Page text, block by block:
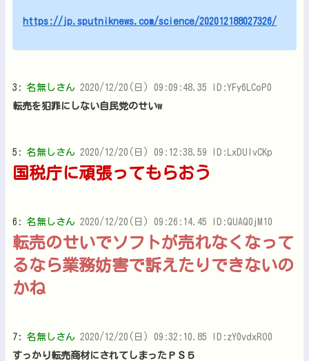
https://jp.sputniknews.com/science/202012188027326/
3: 名無しさん 2020/12/20(日) 09:09:48.35 ID:YFy6LCoP0
転売を犯罪にしない自民党のせいw
5: 名無しさん 2020/12/20(日) 09:12:38.59 ID:LxDUIvCKp
国税庁に頑張ってもらおう
6: 名無しさん 2020/12/20(日) 09:26:14.45 ID:QUAQ0jM10
転売のせいでソフトが売れなくなって
るなら業務妨害で訴えたりできないの
かね
7: 名無しさん 2020/12/20(日) 09:32:10.85 ID:zY0vdxRO0
すっかり転売商材にされてしまったＰＳ５